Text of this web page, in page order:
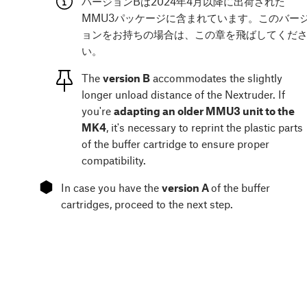
MMU3パッケージに含まれています。このバー
ョンをお持ちの場合は、この章を飛ばしてくださ
い。
The version B accommodates the slightly
longer unload distance of the Nextruder. If
you're adapting an older MMU3 unit to the
MK4, it's necessary to reprint the plastic parts
of the buffer cartridge to ensure proper
compatibility.
⬢ In case you have the version Aof the buffer
cartridges, proceed to the next step.